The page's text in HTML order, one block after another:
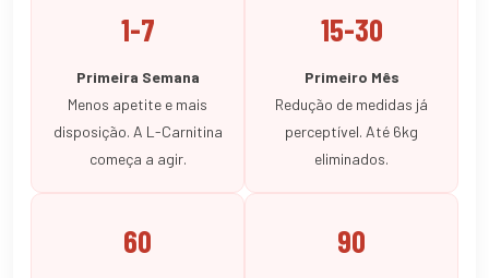
1-7
Primeira Semana
Menos apetite e mais
disposição. A L-Carnitina
começa a agir.
15-30
Primeiro Mês
Redução de medidas já
perceptível. Até 6kg
eliminados.
60 90